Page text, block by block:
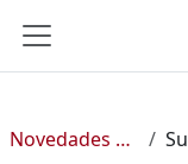
Pánel lateral
Novedades del sitio